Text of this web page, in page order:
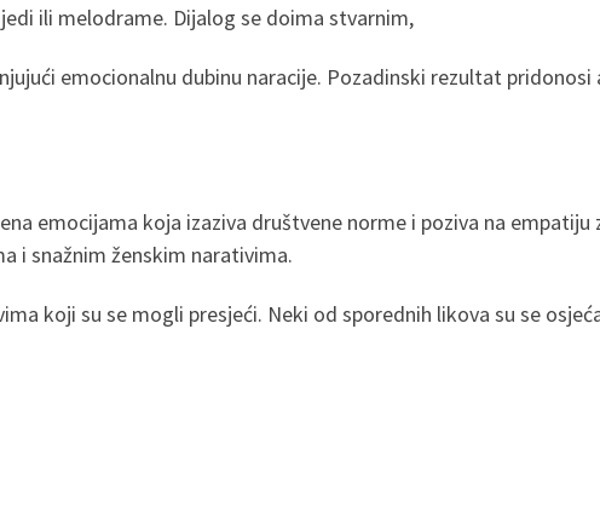
ili melodrame. Dijalog se doima stvarnim,
emocionalnu dubinu naracije. Pozadinski rezultat
emocijama koja izaziva društvene norme i poziva na empatiju
i snažnim ženskim narativima.
koji su se mogli presjeći. Neki od sporednih likova su se